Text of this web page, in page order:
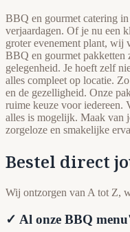
BBQ en gourmet catering
verjaardagen. Of je nu een
groter evenement plant, wij
BBQ en gourmet pakketten
gelegenheid. Je hoeft zelf
alles compleet op locatie.
en de gezelligheid. Onze
ruime keuze voor iedereen.
alles is mogelijk. Maak van
zorgeloze en smakelijke
Bestel direct
Wij ontzorgen van A tot Z,
✓ Al onze BBQ